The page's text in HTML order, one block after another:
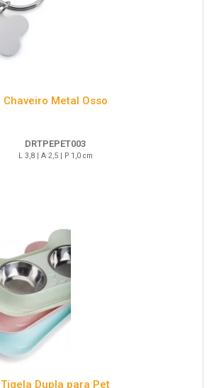
Chaveiro Metal Osso
DRTPEPET003
L 3,8 | A 2,5 | P 1,0 cm
Tigela Dupla para Pet